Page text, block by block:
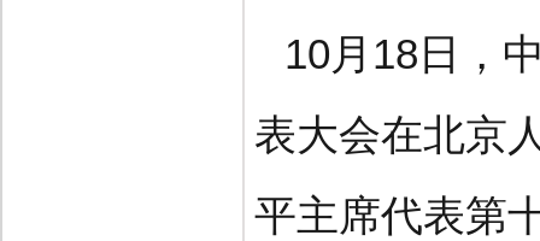
10月18日，
表大会在北京
平主席代表第